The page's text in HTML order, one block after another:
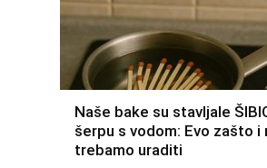
Naše bake su stavljale
šerpu s vodom: Evo zašto i
trebamo uraditi